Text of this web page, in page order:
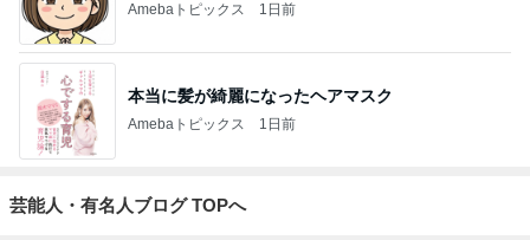
Amebaトピックス 1日前
本当に髪が綺麗になったヘアマスク
Amebaトピックス 1日前
芸能人・有名人ブログ TOPへ